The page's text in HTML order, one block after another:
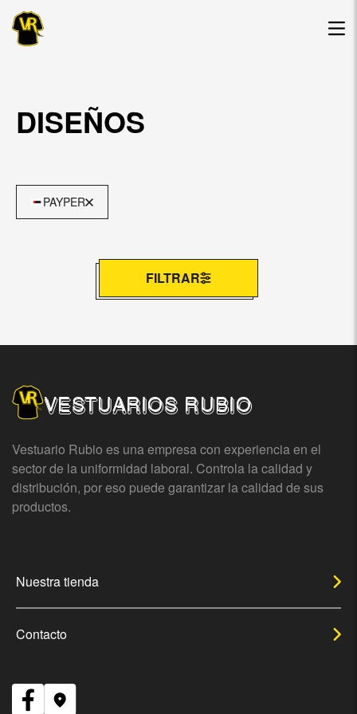
DISEÑOS
PAYPER
FILTRAR
VESTUARIOS RUBIO
Vestuario Rubio es una empresa con experiencia en el
sector de la uniformidad laboral. Controla la calidad y
distribución, por eso puede garantizar la calidad de sus
productos.
Nuestra tienda
Contacto